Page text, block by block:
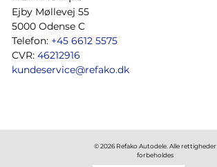
Ejby Møllevej 55
5000 Odense C
Telefon: +45 6612 5575
CVR: 46212916
kundeservice@refako.dk
© 2026 Refako Autodele. Alle rettigheder
forbeholdes